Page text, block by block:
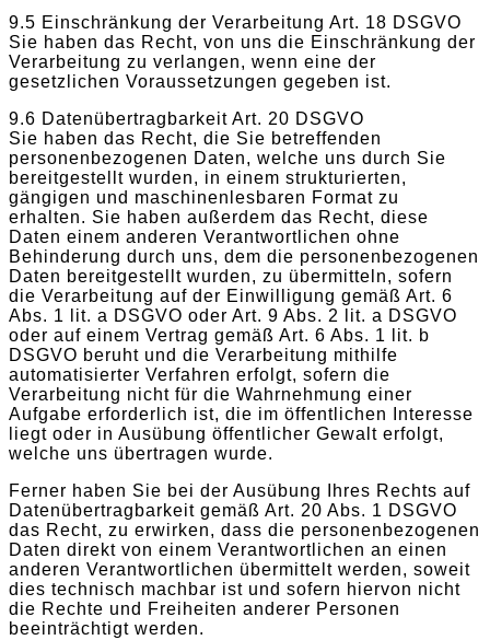
9.5 Einschränkung der Verarbeitung Art. 18 DSGVO
Sie haben das Recht, von uns die Einschränkung der
Verarbeitung zu verlangen, wenn eine der
gesetzlichen Voraussetzungen gegeben ist.
9.6 Datenübertragbarkeit Art. 20 DSGVO
Sie haben das Recht, die Sie betreffenden
personenbezogenen Daten, welche uns durch Sie
bereitgestellt wurden, in einem strukturierten,
gängigen und maschinenlesbaren Format zu
erhalten. Sie haben außerdem das Recht, diese
Daten einem anderen Verantwortlichen ohne
Behinderung durch uns, dem die personenbezogenen
Daten bereitgestellt wurden, zu übermitteln, sofern
die Verarbeitung auf der Einwilligung gemäß Art. 6
Abs. 1 lit. a DSGVO oder Art. 9 Abs. 2 lit. a DSGVO
oder auf einem Vertrag gemäß Art. 6 Abs. 1 lit. b
DSGVO beruht und die Verarbeitung mithilfe
automatisierter Verfahren erfolgt, sofern die
Verarbeitung nicht für die Wahrnehmung einer
Aufgabe erforderlich ist, die im öffentlichen Interesse
liegt oder in Ausübung öffentlicher Gewalt erfolgt,
welche uns übertragen wurde.
Ferner haben Sie bei der Ausübung Ihres Rechts auf
Datenübertragbarkeit gemäß Art. 20 Abs. 1 DSGVO
das Recht, zu erwirken, dass die personenbezogenen
Daten direkt von einem Verantwortlichen an einen
anderen Verantwortlichen übermittelt werden, soweit
dies technisch machbar ist und sofern hiervon nicht
die Rechte und Freiheiten anderer Personen
beeinträchtigt werden.